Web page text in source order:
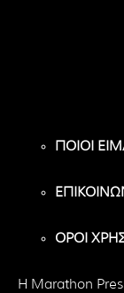
ΠΟΙΟΙ
ΟΡΟΙ
H Marathon